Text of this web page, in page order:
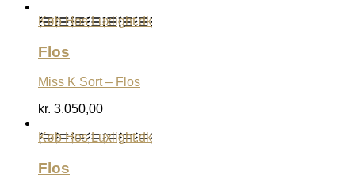
Køb Hos Luxlight.dk
Flos
Miss K Sort – Flos
kr. 3.050,00
Køb Hos Luxlight.dk
Flos